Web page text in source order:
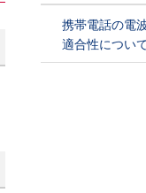
携帯電話の電
適合性につい